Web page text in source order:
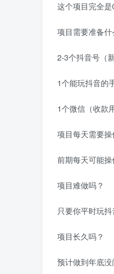
这个项目完全是
项目需要准备什
2-3个抖音号（
1个能玩抖音的
1个微信（收款
项目每天需要
前期每天可能操
项目难做吗？
只要你平时玩
项目长久吗？
预计做到年底